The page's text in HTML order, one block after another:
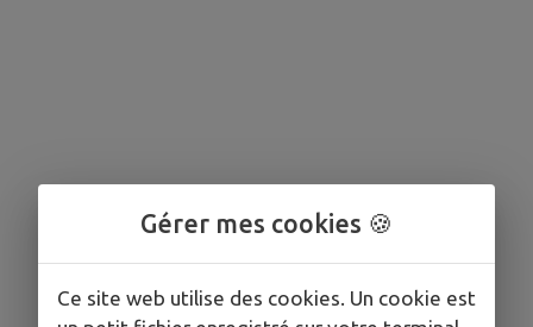
Gérer mes cookies 🍪
Ce site web utilise des cookies. Un cookie est